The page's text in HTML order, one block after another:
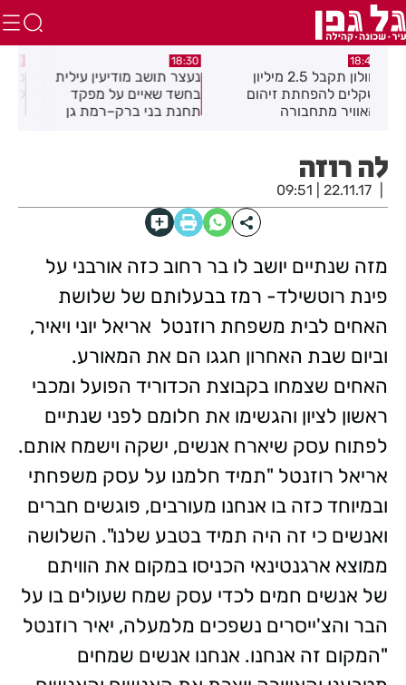
18:30
נעצר תושב מודיעין עילית
בחשד שאיים על מפקד
תחנת בני ברק–רמת גן
17:49
מקהלה אחת לכולם בראשון
לציון
לה רוזה
22.11.17 | 09:51
מזה שנתיים יושב לו בר רחוב כזה אורבני על
פינת רוטשילד- רמז בבעלותם של שלושת
האחים לבית משפחת רוזנטל  אריאל יוני ויאיר,
וביום שבת האחרון חגגו הם את המאורע.
האחים שצמחו בקבוצת הכדוריד הפועל ומכבי
ראשון לציון והגשימו את חלומם לפני שנתיים
לפתוח עסק שיארח אנשים, ישקה וישמח אותם.
אריאל רוזנטל "תמיד חלמנו על עסק משפחתי
ובמיוחד כזה בו אנחנו מעורבים, פוגשים חברים
ואנשים כי זה היה תמיד בטבע שלנו". השלושה
ממוצא ארגנטינאי הכניסו במקום את הוויתם
של אנשים חמים לכדי עסק שמח שעולים בו על
הבר והצ'ייסרים נשפכים מלמעלה, יאיר רוזנטל 
"המקום זה אנחנו. אנחנו אנשים שמחים